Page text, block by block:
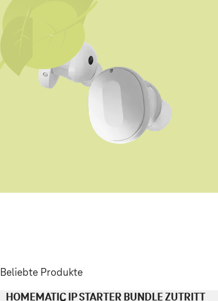
Beliebte Produkte
HOMEMATIC IP STARTER BUNDLE ZUTRITT